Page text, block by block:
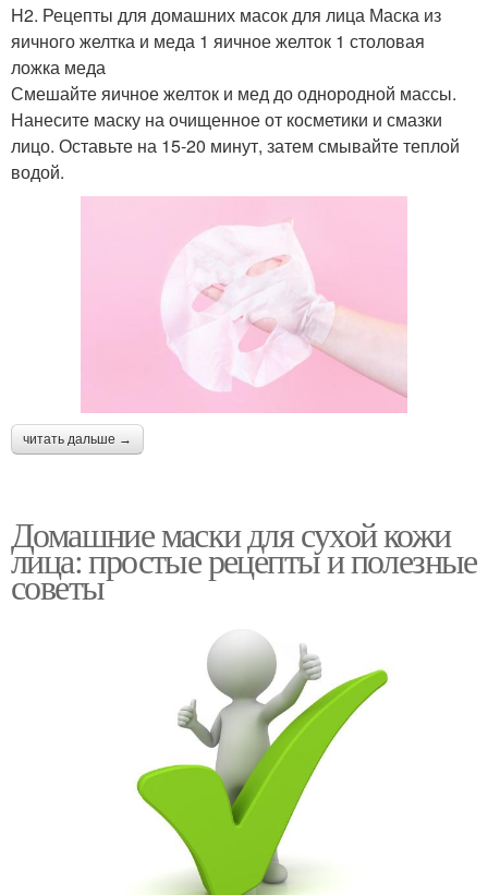
H2. Рецепты для домашних масок для лица Маска из
яичного желтка и меда 1 яичное желток 1 столовая
ложка меда
Смешайте яичное желток и мед до однородной массы.
Нанесите маску на очищенное от косметики и смазки
лицо. Оставьте на 15-20 минут, затем смывайте теплой
водой.
читать дальше →
Домашние маски для сухой кожи
лица: простые рецепты и полезные
советы